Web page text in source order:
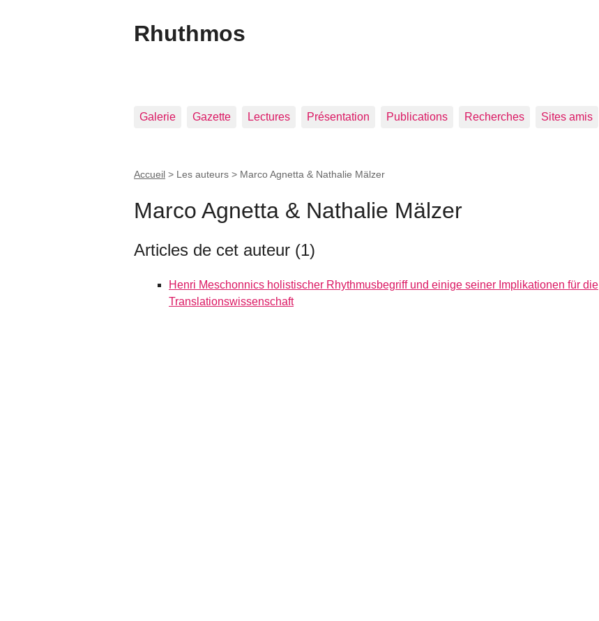
Rhuthmos
Galerie Gazette Lectures Présentation Publications Recherches Sites amis
Accueil > Les auteurs > Marco Agnetta & Nathalie Mälzer
Marco Agnetta & Nathalie Mälzer
Articles de cet auteur (1)
Henri Meschonnics holistischer Rhythmusbegriff und einige seiner Implikationen für die
Translationswissenschaft